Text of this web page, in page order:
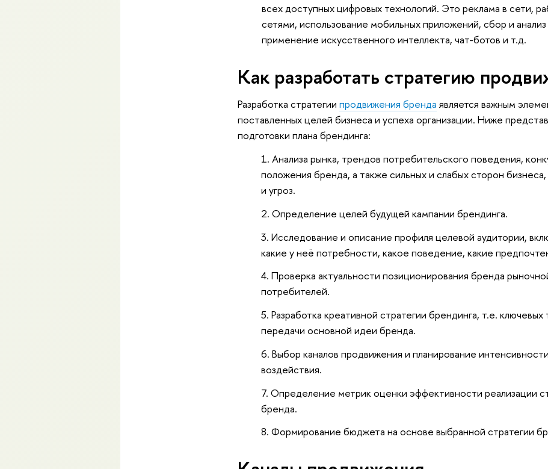
всех доступных цифровых технологий. Это реклама в сети,
сетями, использование мобильных приложений, сбор и
применение искусственного интеллекта, чат-ботов и т.д.
Как разработать стратегию
Разработка стратегиипродвижения бренда является важным
поставленных целей бизнеса и успеха организации. Ниже
подготовки плана брендинга:
Анализа рынка, трендов потребительского поведения,
положения бренда, а также сильных и слабых сторон
и угроз.
Определение целей будущей кампании брендинга.
Исследование и описание профиля целевой аудитории,
какие у неё потребности, какое поведение, какие
Проверка актуальности позиционирования бренда
потребителей.
Разработка креативной стратегии брендинга, т.е.
передачи основной идеи бренда.
Выбор каналов продвижения и планирование
воздействия.
Определение метрик оценки эффективности реализации
бренда.
Формирование бюджета на основе выбранной стратегии